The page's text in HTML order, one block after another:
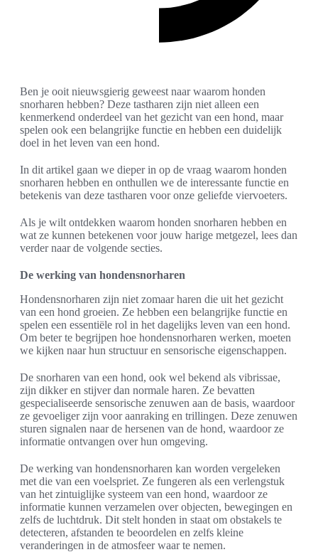
Ben je ooit nieuwsgierig geweest naar waarom honden
snorharen hebben? Deze tastharen zijn niet alleen een
kenmerkend onderdeel van het gezicht van een hond, maar
spelen ook een belangrijke functie en hebben een duidelijk
doel in het leven van een hond.
In dit artikel gaan we dieper in op de vraag waarom honden
snorharen hebben en onthullen we de interessante functie en
betekenis van deze tastharen voor onze geliefde viervoeters.
Als je wilt ontdekken waarom honden snorharen hebben en
wat ze kunnen betekenen voor jouw harige metgezel, lees dan
verder naar de volgende secties.
De werking van hondensnorharen
Hondensnorharen zijn niet zomaar haren die uit het gezicht
van een hond groeien. Ze hebben een belangrijke functie en
spelen een essentiële rol in het dagelijks leven van een hond.
Om beter te begrijpen hoe hondensnorharen werken, moeten
we kijken naar hun structuur en sensorische eigenschappen.
De snorharen van een hond, ook wel bekend als vibrissae,
zijn dikker en stijver dan normale haren. Ze bevatten
gespecialiseerde sensorische zenuwen aan de basis, waardoor
ze gevoeliger zijn voor aanraking en trillingen. Deze zenuwen
sturen signalen naar de hersenen van de hond, waardoor ze
informatie ontvangen over hun omgeving.
De werking van hondensnorharen kan worden vergeleken
met die van een voelspriet. Ze fungeren als een verlengstuk
van het zintuiglijke systeem van een hond, waardoor ze
informatie kunnen verzamelen over objecten, bewegingen en
zelfs de luchtdruk. Dit stelt honden in staat om obstakels te
detecteren, afstanden te beoordelen en zelfs kleine
veranderingen in de atmosfeer waar te nemen.